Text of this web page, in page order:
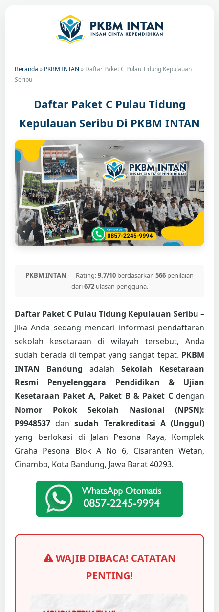
Beranda » PKBM INTAN » Daftar Paket C Pulau Tidung Kepulauan
Seribu
Daftar Paket C Pulau Tidung
Kepulauan Seribu Di PKBM INTAN
PKBM INTAN — Rating:9.7/10 berdasarkan 566 penilaian
dari672ulasan pengguna.
Daftar Paket C Pulau Tidung Kepulauan Seribu –
Jika Anda sedang mencari informasi pendaftaran
sekolah kesetaraan di wilayah tersebut, Anda
sudah berada di tempat yang sangat tepat. PKBM
INTAN Bandung adalah Sekolah Kesetaraan
Resmi Penyelenggara Pendidikan & Ujian
Kesetaraan Paket A, Paket B & Paket Cdengan
Nomor Pokok Sekolah Nasional (NPSN):
P9948537 dansudah Terakreditasi A (Unggul)
yang berlokasi di Jalan Pesona Raya, Komplek
Graha Pesona Blok A No 6, Cisaranten Wetan,
Cinambo, Kota Bandung, Jawa Barat 40293.
WAJIB DIBACA! CATATAN
PENTING!